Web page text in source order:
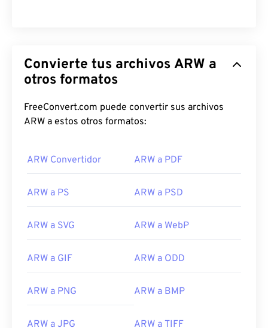
Convierte tus archivos ARW a
otros formatos
FreeConvert.com puede convertir sus archivos
ARW a estos otros formatos:
ARW Convertidor ARW a PDF
ARW a PS ARW a PSD
ARW a SVG ARW a WebP
ARW a GIF ARW a ODD
ARW a PNG ARW a BMP
ARW a JPG ARW a TIFF